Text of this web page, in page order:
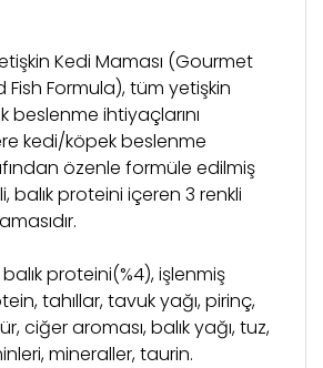
Kedi Maması (Gourmet
Formula), tüm yetişkin
beslenme ihtiyaçlarını
kedi/köpek beslenme
özenle formüle edilmiş
balık proteini içeren 3 renkli
proteini(%4), işlenmiş
tahıllar, tavuk yağı, pirinç,
ciğer aroması, balık yağı, tuz,
mineraller, taurin.